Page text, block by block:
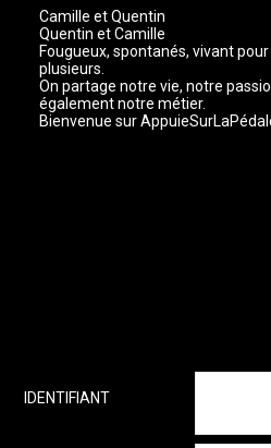
Camille et Quentin
Quentin et Camille
Fougueux, spontanés, vivant
plusieurs.
On partage notre vie, notre
également notre métier.
Bienvenue sur
IDENTIFIANT